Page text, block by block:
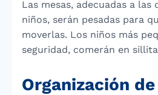
Las mesas, adecuadas a las
niños, serán pesadas para
moverlas. Los niños más
seguridad, comerán en
Organización